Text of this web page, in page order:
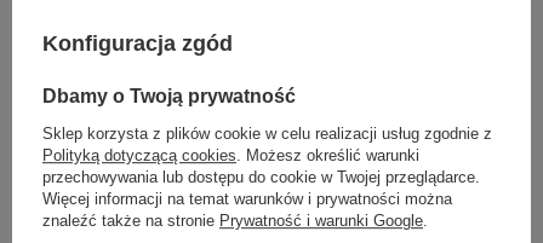
One size 5906694042539 -
Konfiguracja zgód
Dbamy o Twoją prywatność
Sklep korzysta z plików cookie w celu realizacji usług zgodnie z
Polityką dotyczącą cookies. Możesz określić warunki
przechowywania lub dostępu do cookie w Twojej przeglądarce.
Więcej informacji na temat warunków i prywatności można
znaleźć także na stronie Prywatność i warunki Google.